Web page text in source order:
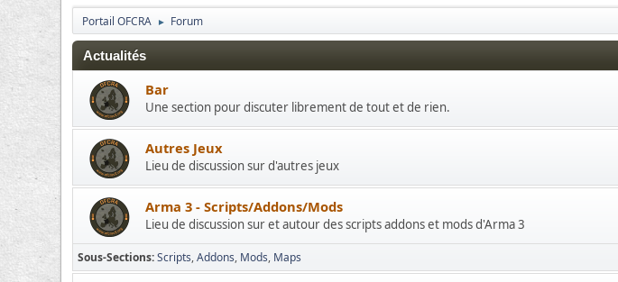
Portail OFCRA ► Forum
Actualités
Bar
Une section pour discuter librement de tout et de rien.
Autres Jeux
Lieu de discussion sur d'autres jeux
Arma 3 - Scripts/Addons/Mods
Lieu de discussion sur et autour des scripts addons et mods d'Arma 3
Sous-Sections Scripts Addons Mods Maps